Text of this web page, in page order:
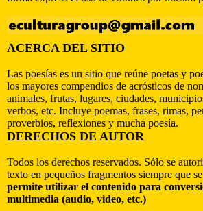
ACERCA DEL SITIO
Las poesías es un sitio que reúne poetas y
los mayores compendios de acrósticos de
animales, frutas, lugares, ciudades,
verbos, etc. Incluye poemas, frases, rimas,
proverbios, reflexiones y mucha poesía.
DERECHOS DE AUTOR
Todos los derechos reservados. Sólo se
texto en pequeños fragmentos siempre que
permite utilizar el contenido para
multimedia (audio, video, etc.)